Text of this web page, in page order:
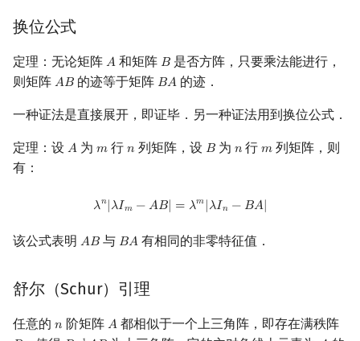
换位公式
定理：无论矩阵 𝐴
A 和矩阵 𝐵
B 是否方阵，只要乘法能进行，
则矩阵 𝐴𝐵
AB 的迹等于矩阵 𝐵𝐴
BA 的迹．
一种证法是直接展开，即证毕．另一种证法用到换位公式．
定理：设 𝐴
A 为 𝑚
m 行𝑛
n 列矩阵，设 𝐵
B为 𝑛
n 行𝑚
m 列矩阵，则
有：
𝜆𝑛|𝜆𝐼𝑚 −𝐴𝐵| = 𝜆𝑚|𝜆𝐼𝑛 − 𝐵𝐴|
λ n| Im − AB |=λ m|λI n BA |
该公式表明 𝐴𝐵
AB 与 𝐵𝐴
BA 有相同的非零特征值．
舒尔（Schur）引理
任意的 𝑛
n 阶矩阵 𝐴
A都相似于一个上三角阵，即存在满秩阵